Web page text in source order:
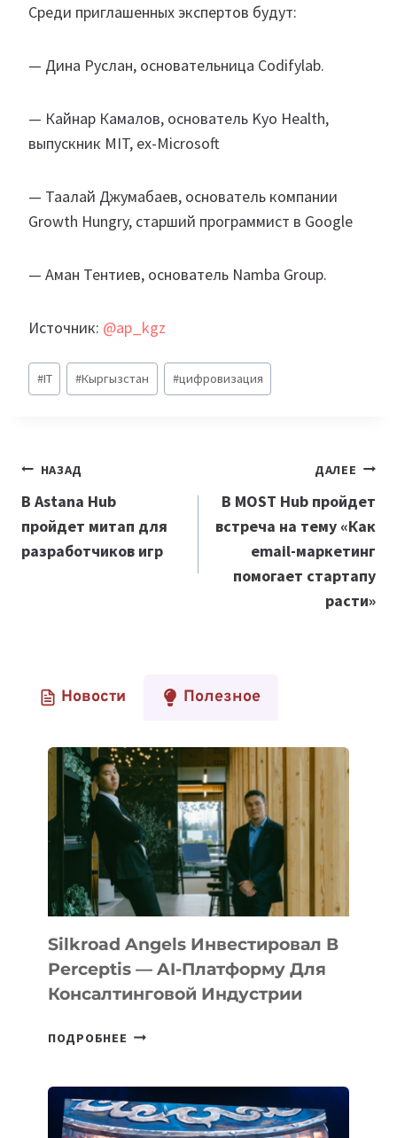
Среди приглашенных экспертов будут:
— Дина Руслан, основательница Codifylab.
— Кайнар Камалов, основатель Kyo Health,
выпускник MIT, ex-Microsoft
— Таалай Джумабаев, основатель компании
Growth Hungry, старший программист в Google
— Аман Тентиев, основатель Namba Group.
Источник: @ap_kgz
Метки
записи:
#IT #Кыргызстан #цифровизация
Навигация
по
записям
НАЗАД
В Astana Hub
пройдет митап для
разработчиков игр
ДАЛЕЕ
В MOST Hub пройдет
встреча на тему «Как
email-маркетинг
помогает стартапу
расти»
Новости Полезное
Silkroad Angels Инвестировал В
Perceptis — AI-Платформу Для
Консалтинговой Индустрии
ПОДРОБНЕЕ SILKROAD
В
PERCEPTIS